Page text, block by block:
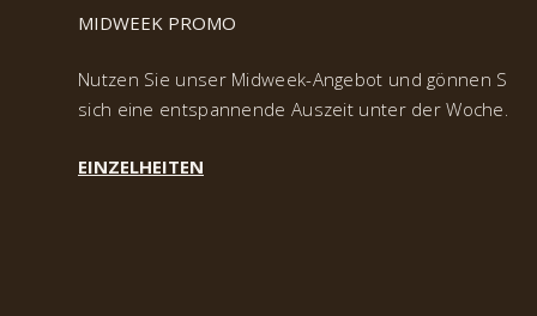
MIDWEEK PROMO
Nutzen Sie unser Midweek-Angebot und gönnen Sie
sich eine entspannende Auszeit unter der Woche.
EINZELHEITEN